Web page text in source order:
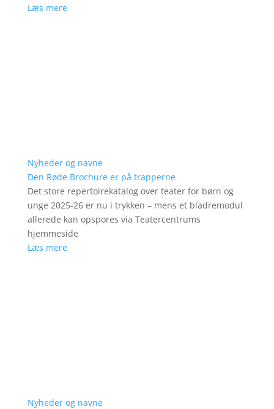
Læs mere
Nyheder og navne
Den Røde Brochure er på trapperne
Det store repertoirekatalog over teater for børn og
unge 2025-26 er nu i trykken – mens et bladremodul
allerede kan opspores via Teatercentrums
hjemmeside
Læs mere
Nyheder og navne